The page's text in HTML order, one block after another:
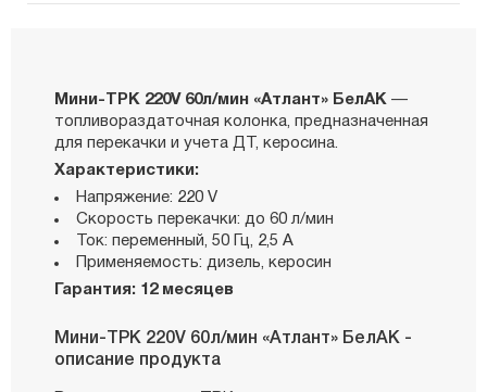
Мини-ТРК 220V 60л/мин «Атлант» БелАК —
топливораздаточная колонка, предназначенная
для перекачки и учета ДТ, керосина.
Характеристики:
Напряжение: 220 V
Скорость перекачки: до 60 л/мин
Ток: переменный, 50 Гц, 2,5 А
Применяемость: дизель, керосин
Гарантия: 12 месяцев
Мини-ТРК 220V 60л/мин «Атлант» БелАК -
описание продукта